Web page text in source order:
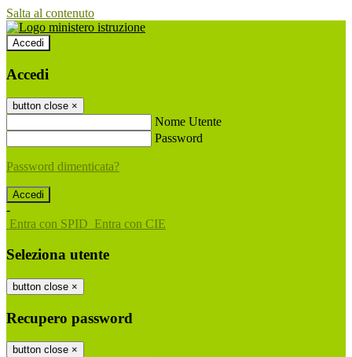
Salta al contenuto
Accedi
Accedi
button close ×
Nome Utente
Password
Password dimenticata?
-
Entra con SPID Entra con CIE
Seleziona utente
button close ×
Recupero password
button close ×